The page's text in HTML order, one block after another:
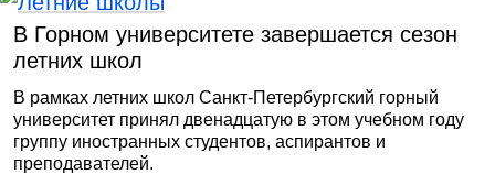
В Горном университете завершается сезон
летних школ
В рамках летних школ Санкт-Петербургский горный
университет принял двенадцатую в этом учебном году
группу иностранных студентов, аспирантов и
преподавателей.